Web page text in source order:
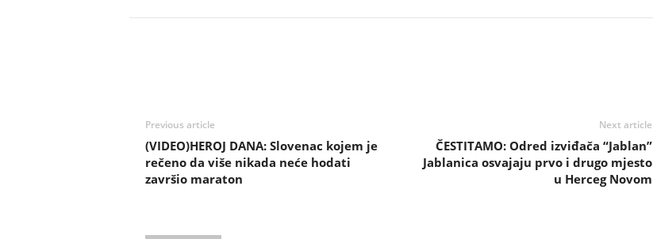
Previous article
(VIDEO)HEROJ DANA: Slovenac kojem je
rečeno da više nikada neće hodati
završio maraton
Next article
ČESTITAMO: Odred izviđača “Jablan”
Jablanica osvajaju prvo i drugo mjesto
u Herceg Novom